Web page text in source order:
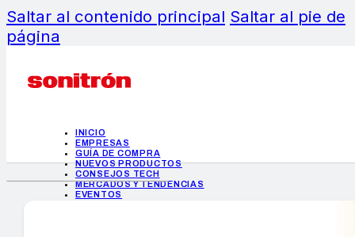
Saltar al contenido principal Saltar al pie de
página
INICIO
EMPRESAS
GUÍA DE COMPRA
NUEVOS PRODUCTOS
CONSEJOS TECH
MERCADOS Y TENDENCIAS
EVENTOS